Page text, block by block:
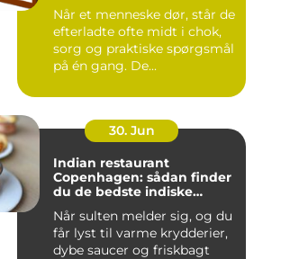
Når et menneske dør, står de
efterladte ofte midt i chok,
sorg og praktiske spørgsmål
på én gang. De...
30. Jun
Indian restaurant
Copenhagen: sådan finder
du de bedste indiske
Når sulten melder sig, og du
får lyst til varme krydderier,
dybe saucer og friskbagt